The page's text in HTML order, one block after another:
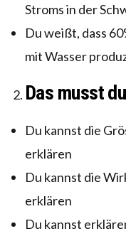
Stroms in der
Du weißt, dass
mit Wasser
Das musst
Du kannst die
erklären
Du kannst die
erklären
Du kannst